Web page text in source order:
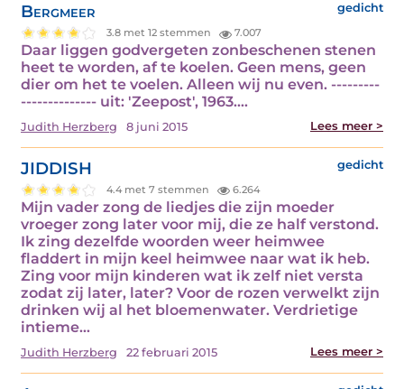
Bergmeer gedicht
3.8 met 12 stemmen 7.007
Daar liggen godvergeten zonbeschenen stenen
heet te worden, af te koelen. Geen mens, geen
dier om het te voelen. Alleen wij nu even. ---------
-------------- uit: 'Zeepost', 1963.…
Judith Herzberg 8 juni 2015 Lees meer >
JIDDISH gedicht
4.4 met 7 stemmen 6.264
Mijn vader zong de liedjes die zijn moeder
vroeger zong later voor mij, die ze half verstond.
Ik zing dezelfde woorden weer heimwee
fladdert in mijn keel heimwee naar wat ik heb.
Zing voor mijn kinderen wat ik zelf niet versta
zodat zij later, later? Voor de rozen verwelkt zijn
drinken wij al het bloemenwater. Verdrietige
intieme…
Judith Herzberg 22 februari 2015 Lees meer >